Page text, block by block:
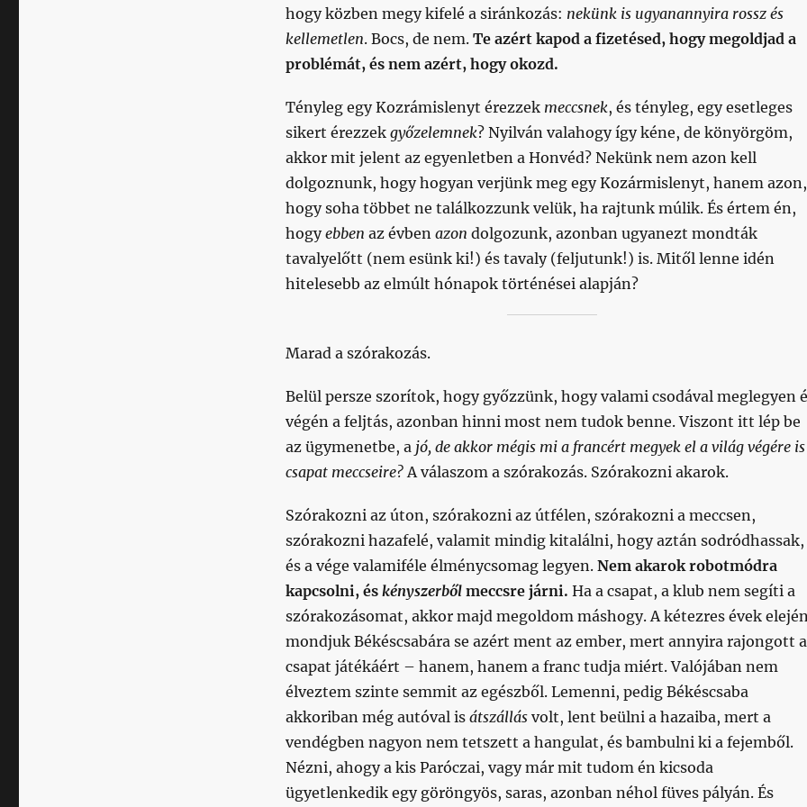
hogy közben megy kifelé a siránkozás: nekünk is ugyanannyira rossz és
kellemetlen. Bocs, de nem. Te azért kapod a fizetésed, hogy megoldjad a
problémát, és nem azért, hogy okozd.
Tényleg egy Kozrámislenyt érezzek meccsnek, és tényleg, egy esetleges
sikert érezzek győzelemnek? Nyilván valahogy így kéne, de könyörgöm,
akkor mit jelent az egyenletben a Honvéd? Nekünk nem azon kell
dolgoznunk, hogy hogyan verjünk meg egy Kozármislenyt, hanem azon,
hogy soha többet ne találkozzunk velük, ha rajtunk múlik. És értem én,
hogyebben az évben azon dolgozunk, azonban ugyanezt mondták
tavalyelőtt (nem esünk ki!) és tavaly (feljutunk!) is. Mitől lenne idén
hitelesebb az elmúlt hónapok történései alapján?
Marad a szórakozás.
Belül persze szorítok, hogy győzzünk, hogy valami csodával meglegyen
végén a feljtás, azonban hinni most nem tudok benne. Viszont itt lép be
az ügymenetbe, a jó, de akkor mégis mi a francért megyek el a világ végére
csapat meccseire?A válaszom a szórakozás. Szórakozni akarok.
Szórakozni az úton, szórakozni az útfélen, szórakozni a meccsen,
szórakozni hazafelé, valamit mindig kitalálni, hogy aztán sodródhassak,
és a vége valamiféle élménycsomag legyen. Nem akarok robotmódra
kapcsolni, és kényszerbőlmeccsre járni. Ha a csapat, a klub nem segíti a
szórakozásomat, akkor majd megoldom máshogy. A kétezres évek
mondjuk Békéscsabára se azért ment az ember, mert annyira rajongott a
csapat játékáért – hanem, hanem a franc tudja miért. Valójában nem
élveztem szinte semmit az egészből. Lemenni, pedig Békéscsaba
akkoriban még autóval is átszállásvolt, lent beülni a hazaiba, mert a
vendégben nagyon nem tetszett a hangulat, és bambulni ki a fejemből.
Nézni, ahogy a kis Paróczai, vagy már mit tudom én kicsoda
ügyetlenkedik egy göröngyös, saras, azonban néhol füves pályán. És